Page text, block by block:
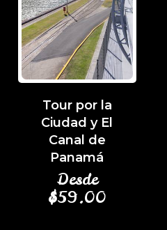
Tour por la
Ciudad y El
Canal de
Panamá
Desde
$59.00